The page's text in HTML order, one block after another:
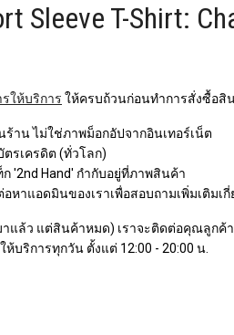
Sleeve T-Shirt:
รให้บริการ ให้ครบถ้วนก่อนทำการสั่งซื้อสิ
าน ไม่ใช่ภาพม็อกอัปจากอินเทอร์เน็ต
ตรเครดิต (ทั่วโลก)
'2nd Hand' กำกับอยู่ที่ภาพสินค้า
แอดมินของเราเพื่อสอบถามเพิ่มเติมเ
แล้ว แต่สินค้าหมด) เราจะติดต่อคุณลูก
ให้บริการทุกวัน ตั้งแต่ 12:00 - 20:00 น.